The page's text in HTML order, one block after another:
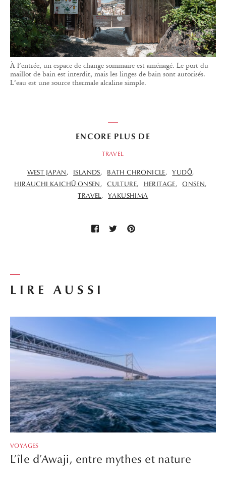
À l’entrée, un espace de change sommaire est aménagé. Le port du
maillot de bain est interdit, mais les linges de bain sont autorisés.
L’eau est une source thermale alcaline simple.
LIRE AUSSI
VOYAGES
L’île d’Awaji, entre mythes et nature
ENCORE PLUS DE
TRAVEL
WEST JAPAN ISLANDS BATH CHRONICLE
YUDŌ
HIRAUCHI KAICHŪ ONSEN
CULTURE HERITAGE
ONSEN
TRAVEL
YAKUSHIMA